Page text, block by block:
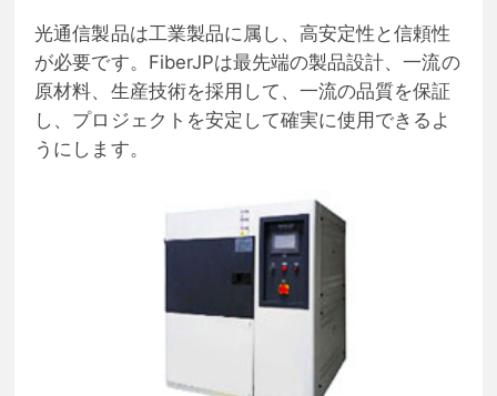
光通信製品は工業製品に属し、高安定性と信頼性
が必要です。FiberJPは最先端の製品設計、一流の
原材料、生産技術を採用して、一流の品質を保証
し、プロジェクトを安定して確実に使用できるよ
うにします。